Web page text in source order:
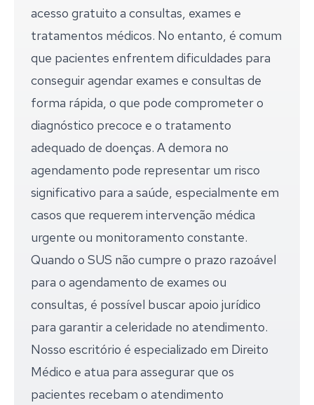
acesso gratuito a consultas, exames e
tratamentos médicos. No entanto, é comum
que pacientes enfrentem dificuldades para
conseguir agendar exames e consultas de
forma rápida, o que pode comprometer o
diagnóstico precoce e o tratamento
adequado de doenças. A demora no
agendamento pode representar um risco
significativo para a saúde, especialmente em
casos que requerem intervenção médica
urgente ou monitoramento constante.
Quando o SUS não cumpre o prazo razoável
para o agendamento de exames ou
consultas, é possível buscar apoio jurídico
para garantir a celeridade no atendimento.
Nosso escritório é especializado em Direito
Médico e atua para assegurar que os
pacientes recebam o atendimento